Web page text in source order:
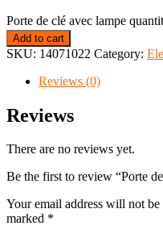
Porte de clé avec lampe
Add to cart
SKU: 14071022 Category:
Reviews (0)
Reviews
There are no reviews yet.
Be the first to review “Porte
Your email address will not be
marked *